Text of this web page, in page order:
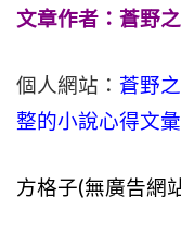
文章作者：蒼野
個人網站： 蒼野
整的小說心得文
方格子(無廣告網